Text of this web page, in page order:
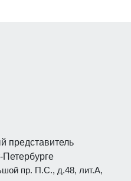
пр. П.С., д.48, лит.А,